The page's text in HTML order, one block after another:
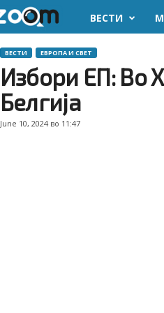
o
m
ВЕСТИ
ВЕСТИ ЕВРОПА И СВЕТ
Избори ЕП: Во
Белгија
June 10, 2024 во 11:47